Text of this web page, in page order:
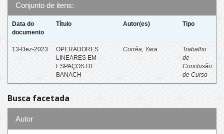
Conjunto de itens:
Data do
documento
Título Autor(es) Tipo
13-Dez-2023
OPERADORES
LINEARES EM
ESPAÇOS DE
BANACH
Corrêa, Yara
Trabalho
de
Conclusão
de Curso
Busca facetada
Autor